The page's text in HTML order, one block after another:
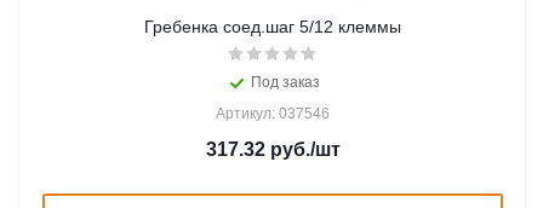
Гребенка соед.шаг 5/12 клеммы
Под заказ
Артикул: 037546
317.32руб./шт